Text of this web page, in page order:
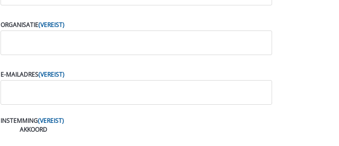
ORGANISATIE(VEREIST)
E-MAILADRES(VEREIST)
INSTEMMING(VEREIST)
AKKOORD